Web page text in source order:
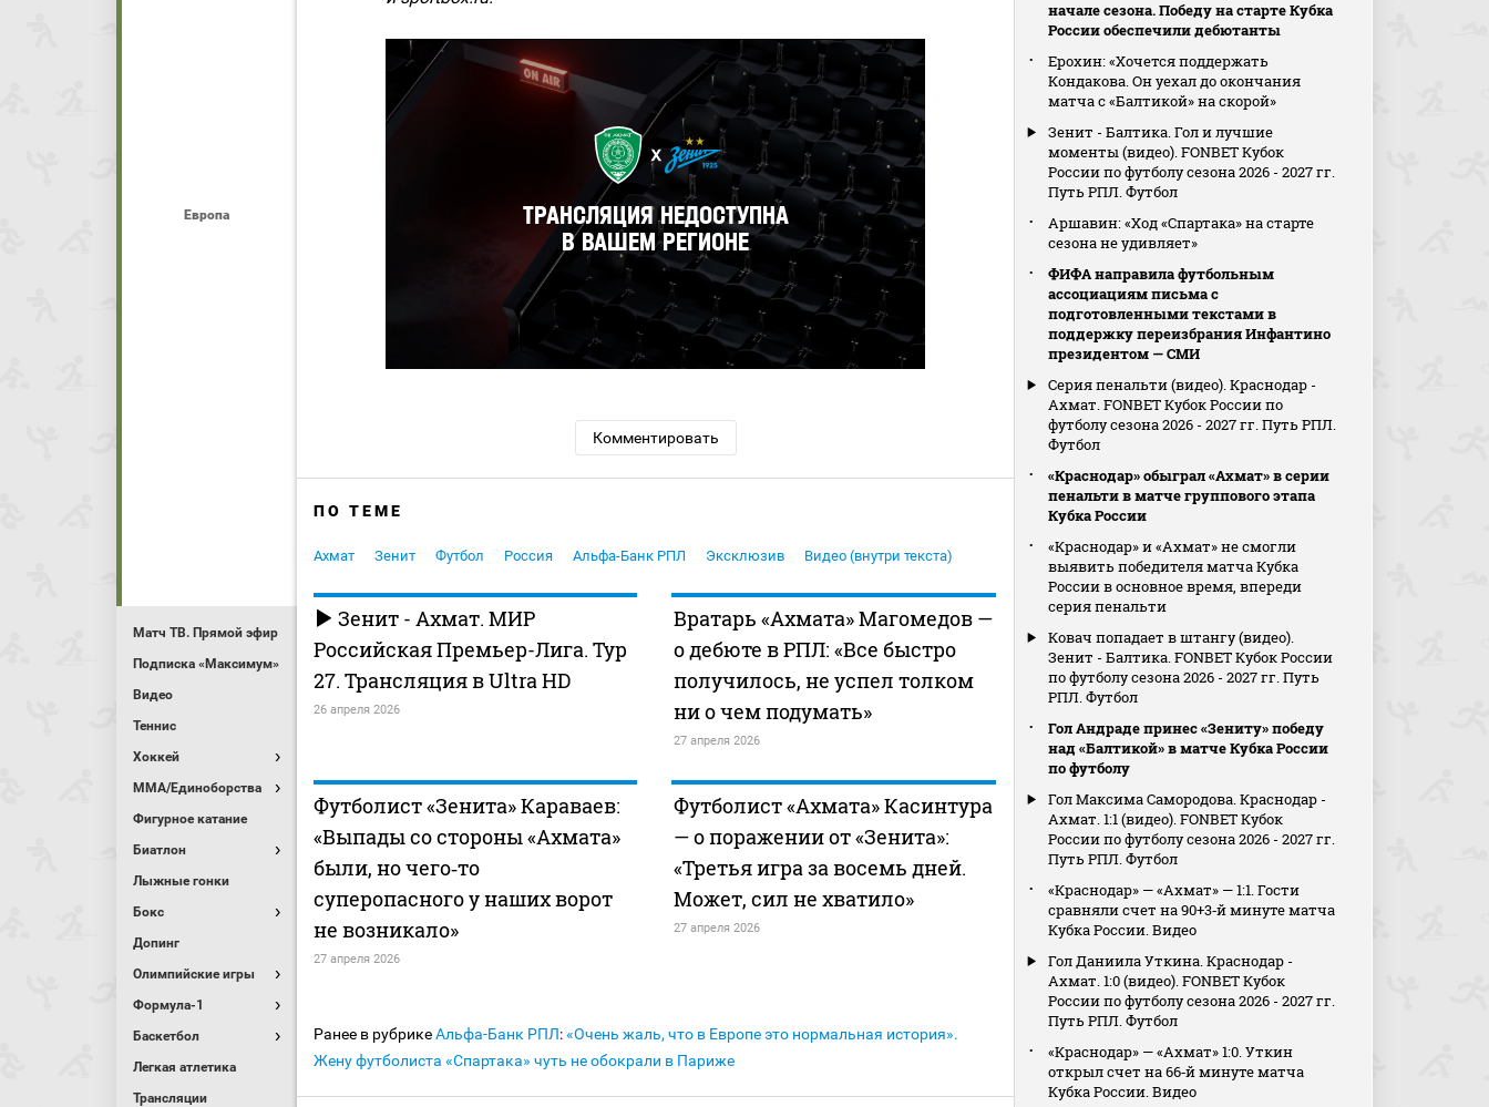
Европа
Матч ТВ. Прямой эфир
Подписка «Максимум»
Видео
Теннис
Хоккей
MMA/Единоборства
Фигурное катание
Биатлон
Лыжные гонки
Бокс
Допинг
Олимпийские игры
Формула-1
Баскетбол
Легкая атлетика
Трансляции
Комментировать
ПО ТЕМЕ
Ахмат Зенит Футбол Россия Альфа-Банк РПЛ Эксклюзив Видео (внутри текста)
Зенит - Ахмат. МИР
Российская Премьер-Лига. Тур
27. Трансляция в Ultra HD
26 апреля 2026
Вратарь «Ахмата» Магомедов —
о дебюте в РПЛ: «Все быстро
получилось, не успел толком
ни о чем подумать»
27 апреля 2026
Футболист «Зенита» Караваев:
«Выпады со стороны «Ахмата»
были, но чего‑то
суперопасного у наших ворот
не возникало»
27 апреля 2026
Футболист «Ахмата» Касинтура
— о поражении от «Зенита»:
«Третья игра за восемь дней.
Может, сил не хватило»
27 апреля 2026
Ранее в рубрикеАльфа-Банк РПЛ:«Очень жаль, что в Европе это нормальная история».
Жену футболиста «Спартака» чуть не обокрали в Париже
начале сезона. Победу на старте Кубка
России обеспечили дебютанты
Ерохин: «Хочется поддержать
Кондакова. Он уехал до окончания
матча с «Балтикой» на скорой»
Зенит - Балтика. Гол и лучшие
моменты (видео). FONBET Кубок
России по футболу сезона 2026 - 2027 гг.
Путь РПЛ. Футбол
Аршавин: «Ход «Спартака» на старте
сезона не удивляет»
ФИФА направила футбольным
ассоциациям письма с
подготовленными текстами в
поддержку переизбрания Инфантино
президентом — СМИ
Серия пенальти (видео). Краснодар -
Ахмат. FONBET Кубок России по
футболу сезона 2026 - 2027 гг. Путь РПЛ.
Футбол
«Краснодар» обыграл «Ахмат» в серии
пенальти в матче группового этапа
Кубка России
«Краснодар» и «Ахмат» не смогли
выявить победителя матча Кубка
России в основное время, впереди
серия пенальти
Ковач попадает в штангу (видео).
Зенит - Балтика. FONBET Кубок России
по футболу сезона 2026 - 2027 гг. Путь
РПЛ. Футбол
Гол Андраде принес «Зениту» победу
над «Балтикой» в матче Кубка России
по футболу
Гол Максима Самородова. Краснодар -
Ахмат. 1:1 (видео). FONBET Кубок
России по футболу сезона 2026 - 2027 гг.
Путь РПЛ. Футбол
«Краснодар» — «Ахмат» — 1:1. Гости
сравняли счет на 90+3‑й минуте матча
Кубка России. Видео
Гол Даниила Уткина. Краснодар -
Ахмат. 1:0 (видео). FONBET Кубок
России по футболу сезона 2026 - 2027 гг.
Путь РПЛ. Футбол
«Краснодар» — «Ахмат» 1:0. Уткин
открыл счет на 66‑й минуте матча
Кубка России. Видео